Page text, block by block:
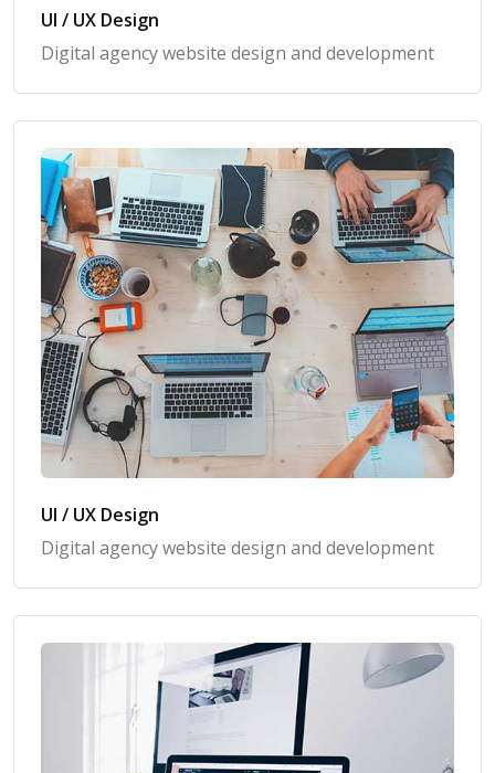
UI / UX Design
Digital agency website design and development
UI / UX Design
Digital agency website design and development